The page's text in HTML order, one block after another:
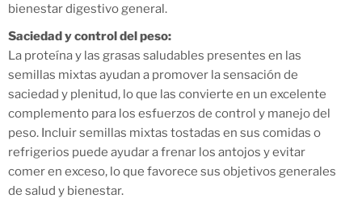
bienestar digestivo general.
Saciedad y control del peso:
La proteína y las grasas saludables presentes en las
semillas mixtas ayudan a promover la sensación de
saciedad y plenitud, lo que las convierte en un excelente
complemento para los esfuerzos de control y manejo del
peso. Incluir semillas mixtas tostadas en sus comidas o
refrigerios puede ayudar a frenar los antojos y evitar
comer en exceso, lo que favorece sus objetivos generales
de salud y bienestar.